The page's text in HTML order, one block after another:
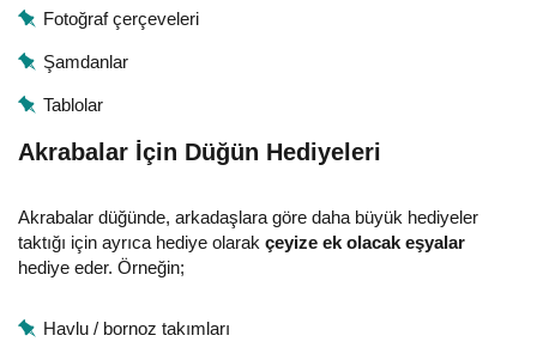
Fotoğraf çerçeveleri
Şamdanlar
Tablolar
Akrabalar İçin Düğün Hediyeleri
Akrabalar düğünde, arkadaşlara göre daha büyük hediyeler
taktığı için ayrıca hediye olarak çeyize ek olacak eşyalar
hediye eder. Örneğin;
Havlu / bornoz takımları